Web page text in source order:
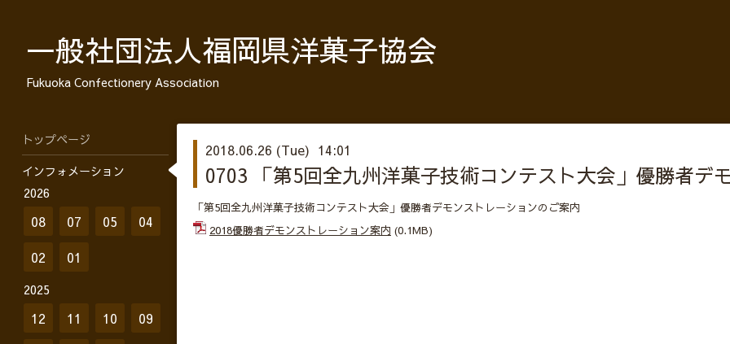
一般社団法人福岡県洋菓子協会
Fukuoka Confectionery Association
2018.06.26 (Tue) 14:01
0703 「第5回全九州洋菓子技術コンテスト大会」優勝者デ
「第5回全九州洋菓子技術コンテスト大会」優勝者デモンストレーションのご案内
2018優勝者デモンストレーション案内 (0.1MB)
トップページ
インフォメーション
2026
08 07 05
04
02
01
2025
12 11 10
09